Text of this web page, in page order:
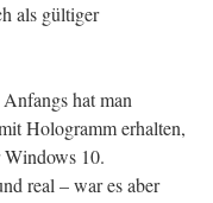
als gültiger
hat man
Hologramm erhalten,
10.
real – war es aber